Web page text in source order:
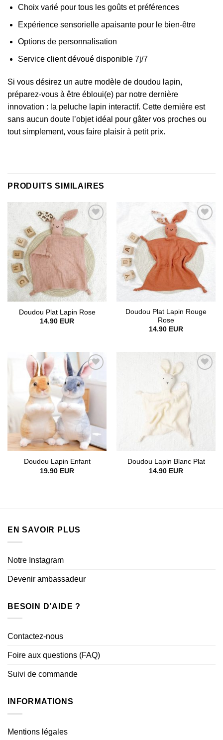
Choix varié pour tous les goûts et préférences
Expérience sensorielle apaisante pour le bien-être
Options de personnalisation
Service client dévoué disponible 7j/7
Si vous désirez un autre modèle de doudou lapin,
préparez-vous à être ébloui(e) par notre dernière
innovation : la peluche lapin interactif. Cette dernière est
sans aucun doute l’objet idéal pour gâter vos proches ou
tout simplement, vous faire plaisir à petit prix.
PRODUITS SIMILAIRES
Doudou Plat Lapin Rose
14.90 EUR
Doudou Plat Lapin Rouge
Rose
14.90 EUR
Doudou Lapin Enfant
19.90 EUR
Doudou Lapin Blanc Plat
14.90 EUR
EN SAVOIR PLUS
Notre Instagram
Devenir ambassadeur
BESOIN D’AIDE ?
Contactez-nous
Foire aux questions (FAQ)
Suivi de commande
INFORMATIONS
Mentions légales